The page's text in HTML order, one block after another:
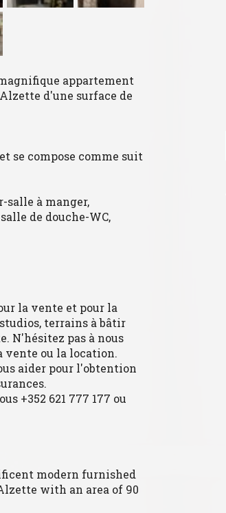
appartement
d'une surface de
se compose comme suit
salle à manger,
de douche-WC,
la vente et pour la
terrains à bâtir
N'hésitez pas à nous
vente ou la location.
aider pour l'obtention
+352 621 777 177 ou
modern furnished
with an area of 90